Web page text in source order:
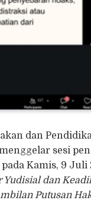
dan
sesi
Kamis, 9
Yudisial dan
Putusan